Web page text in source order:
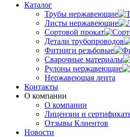
Каталог
Трубы нержавеющие
Листы нержавеющие
Сортовой прокат
Детали трубопроводов
Фитинги резьбовые
Сварочные материалы
Рулоны нержавеющие
Нержавеющая лента
Контакты
О компании
О компании
Лицензии и
Отзывы Клиентов
Новости